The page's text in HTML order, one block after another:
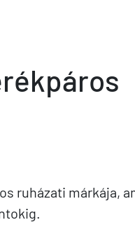
ruházati márkája,